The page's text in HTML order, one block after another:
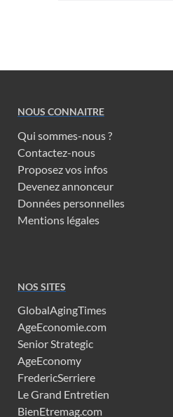
NOUS CONNAITRE
Qui sommes-nous ?
Contactez-nous
Proposez vos infos
Devenez annonceur
Données personnelles
Mentions légales
NOS SITES
GlobalAgingTimes
AgeEconomie.com
Senior Strategic
AgeEconomy
FredericSerriere
Le Grand Entretien
BienEtremag.com